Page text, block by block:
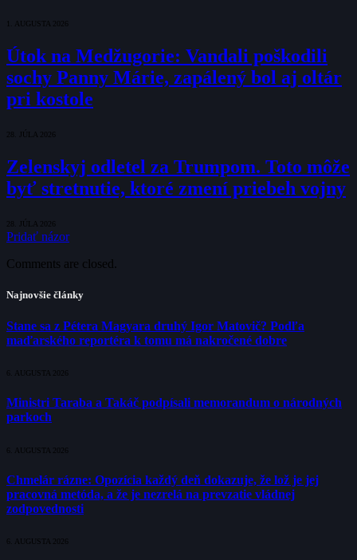
1. AUGUSTA 2026
Útok na Medžugorie: Vandali poškodili
sochy Panny Márie, zapálený bol aj oltár
pri kostole
28. JÚLA 2026
Zelenskyj odletel za Trumpom. Toto môže
byť stretnutie, ktoré zmení priebeh vojny
28. JÚLA 2026
Pridať názor
Comments are closed.
Najnovšie články
Stane sa z Pétera Magyara druhý Igor Matovič? Podľa
maďarského reportéra k tomu má nakročené dobre
6. AUGUSTA 2026
Ministri Taraba a Takáč podpísali memorandum o národných
parkoch
6. AUGUSTA 2026
Chmelár rázne: Opozícia každý deň dokazuje, že lož je jej
pracovná metóda, a že je nezrelá na prevzatie vládnej
zodpovednosti
6. AUGUSTA 2026